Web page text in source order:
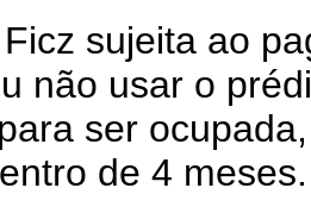
sujeita ao
não usar o
ser
de 4 meses.